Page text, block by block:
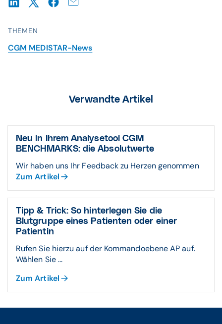
THEMEN
CGM MEDISTAR-News
Verwandte Artikel
Neu in Ihrem Analysetool CGM
BENCHMARKS: die Absolutwerte
Wir haben uns Ihr Feedback zu Herzen genommen
Zum Artikel
Tipp & Trick: So hinterlegen Sie die
Blutgruppe eines Patienten oder einer
Patientin
Rufen Sie hierzu auf der Kommandoebene AP auf.
Wählen Sie ...
Zum Artikel